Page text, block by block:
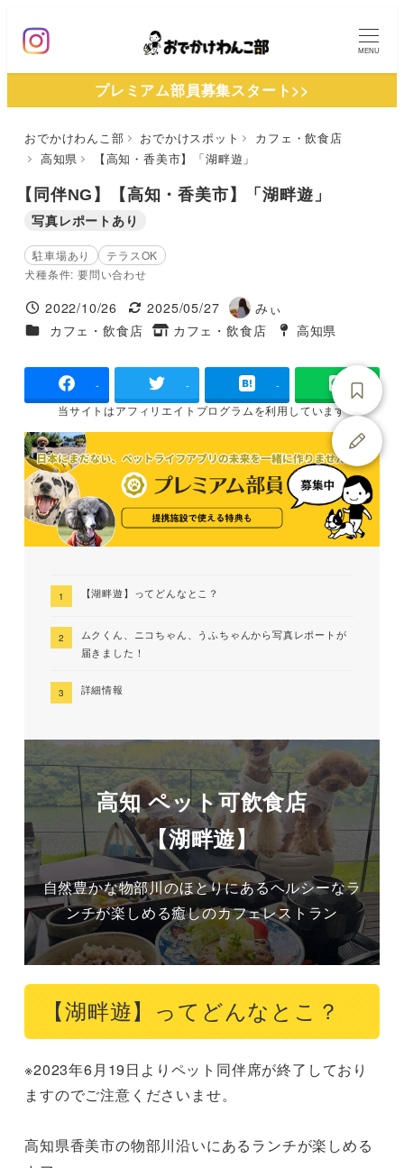
ン
MENU
プレミアム部員募集スタート>>
おでかけわんこ部 おでかけスポット
カフェ・飲食店
高知県
【高知・香美市】「湖畔遊」
【同伴NG】【高知・香美市】「湖畔遊」
写真レポートあり
駐車場あり
テラスOK
犬種条件: 要問い合わせ
投稿日
2022/10/26
更新日
2025/05/27
著
者
みぃ
施設ジャンル
カフェ・飲食店
タグ
カフェ・飲食店
タグ
高知県
- - -
当サイトはアフィリエイトプログラムを利用しています
【湖畔遊】ってどんなとこ？
ムクくん、ニコちゃん、うふちゃんから写真レポートが
届きました！
詳細情報
高知 ペット可飲食店
【湖畔遊】
自然豊かな物部川のほとりにあるヘルシーなラ
ンチが楽しめる癒しのカフェレストラン
【湖畔遊】ってどんなとこ？
※2023年6月19日よりペット同伴席が終了しており
ますのでご注意くださいませ。
高知県香美市の物部川沿いにあるランチが楽しめる